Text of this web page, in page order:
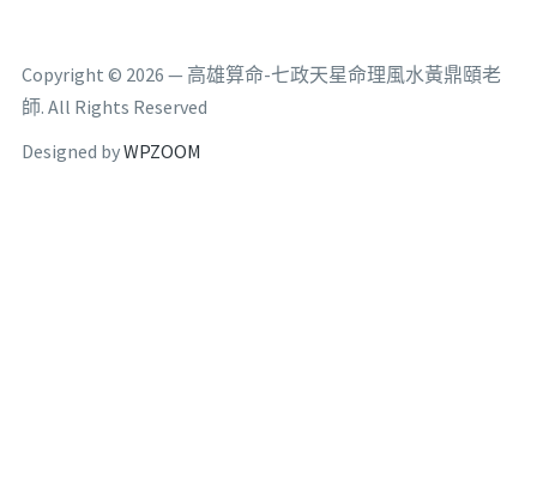
Copyright © 2026 — 高雄算命-七政天星命理風水黃鼎頤老
師. All Rights Reserved
Designed byWPZOOM